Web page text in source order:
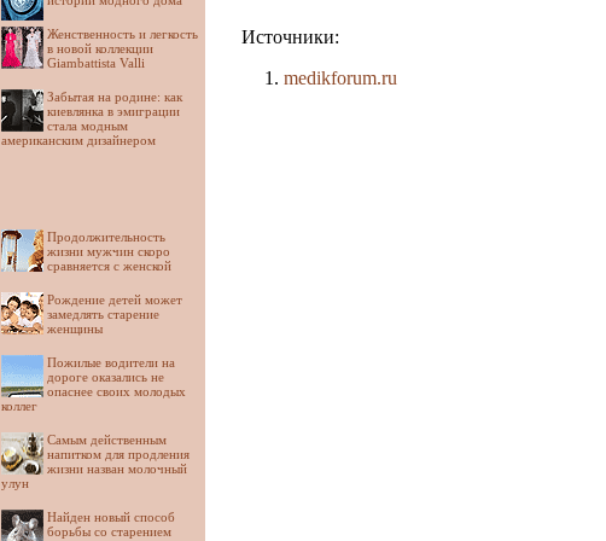
Женственность и легкость
в новой коллекции
Giambattista Valli
Забытая на родине: как
киевлянка в эмиграции
стала модным
американским дизайнером
Продолжительность
жизни мужчин скоро
сравняется с женской
Рождение детей может
замедлять старение
женщины
Пожилые водители на
дороге оказались не
опаснее своих молодых
коллег
Самым действенным
напитком для продления
жизни назван молочный
улун
Найден новый способ
борьбы со старением
Источники:
medikforum.ru